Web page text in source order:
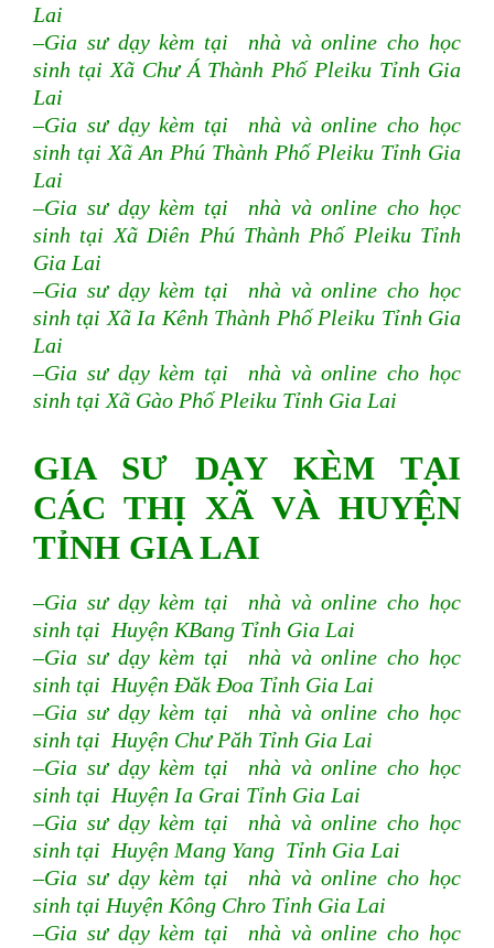
Lai
–Gia sư dạy kèm tại nhà và online cho học
sinh tại Xã Chư Á Thành Phố Pleiku Tỉnh Gia
Lai
–Gia sư dạy kèm tại nhà và online cho học
sinh tại Xã An Phú Thành Phố Pleiku Tỉnh Gia
Lai
–Gia sư dạy kèm tại nhà và online cho học
sinh tại Xã Diên Phú Thành Phố Pleiku Tỉnh
Gia Lai
–Gia sư dạy kèm tại nhà và online cho học
sinh tại Xã Ia Kênh Thành Phố Pleiku Tỉnh Gia
Lai
–Gia sư dạy kèm tại nhà và online cho học
sinh tại Xã Gào Phố Pleiku Tỉnh Gia Lai
GIA SƯ DẠY KÈM TẠI
CÁC THỊ XÃ VÀ HUYỆN
TỈNH GIA LAI
–Gia sư dạy kèm tại nhà và online cho học
sinh tại Huyện KBang Tỉnh Gia Lai
–Gia sư dạy kèm tại nhà và online cho học
sinh tại Huyện Đăk Đoa Tỉnh Gia Lai
–Gia sư dạy kèm tại nhà và online cho học
sinh tại Huyện Chư Păh Tỉnh Gia Lai
–Gia sư dạy kèm tại nhà và online cho học
sinh tại Huyện Ia Grai Tỉnh Gia Lai
–Gia sư dạy kèm tại nhà và online cho học
sinh tại Huyện Mang Yang Tỉnh Gia Lai
–Gia sư dạy kèm tại nhà và online cho học
sinh tại Huyện Kông Chro Tỉnh Gia Lai
–Gia sư dạy kèm tại nhà và online cho học